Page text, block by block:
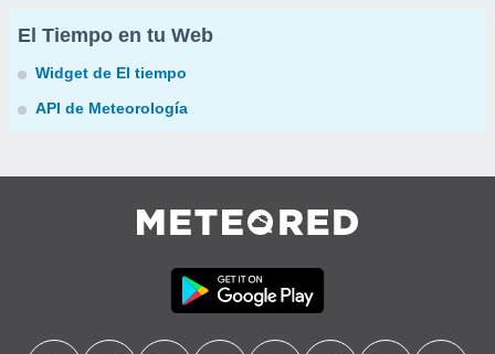
El Tiempo en tu Web
Widget de El tiempo
API de Meteorología